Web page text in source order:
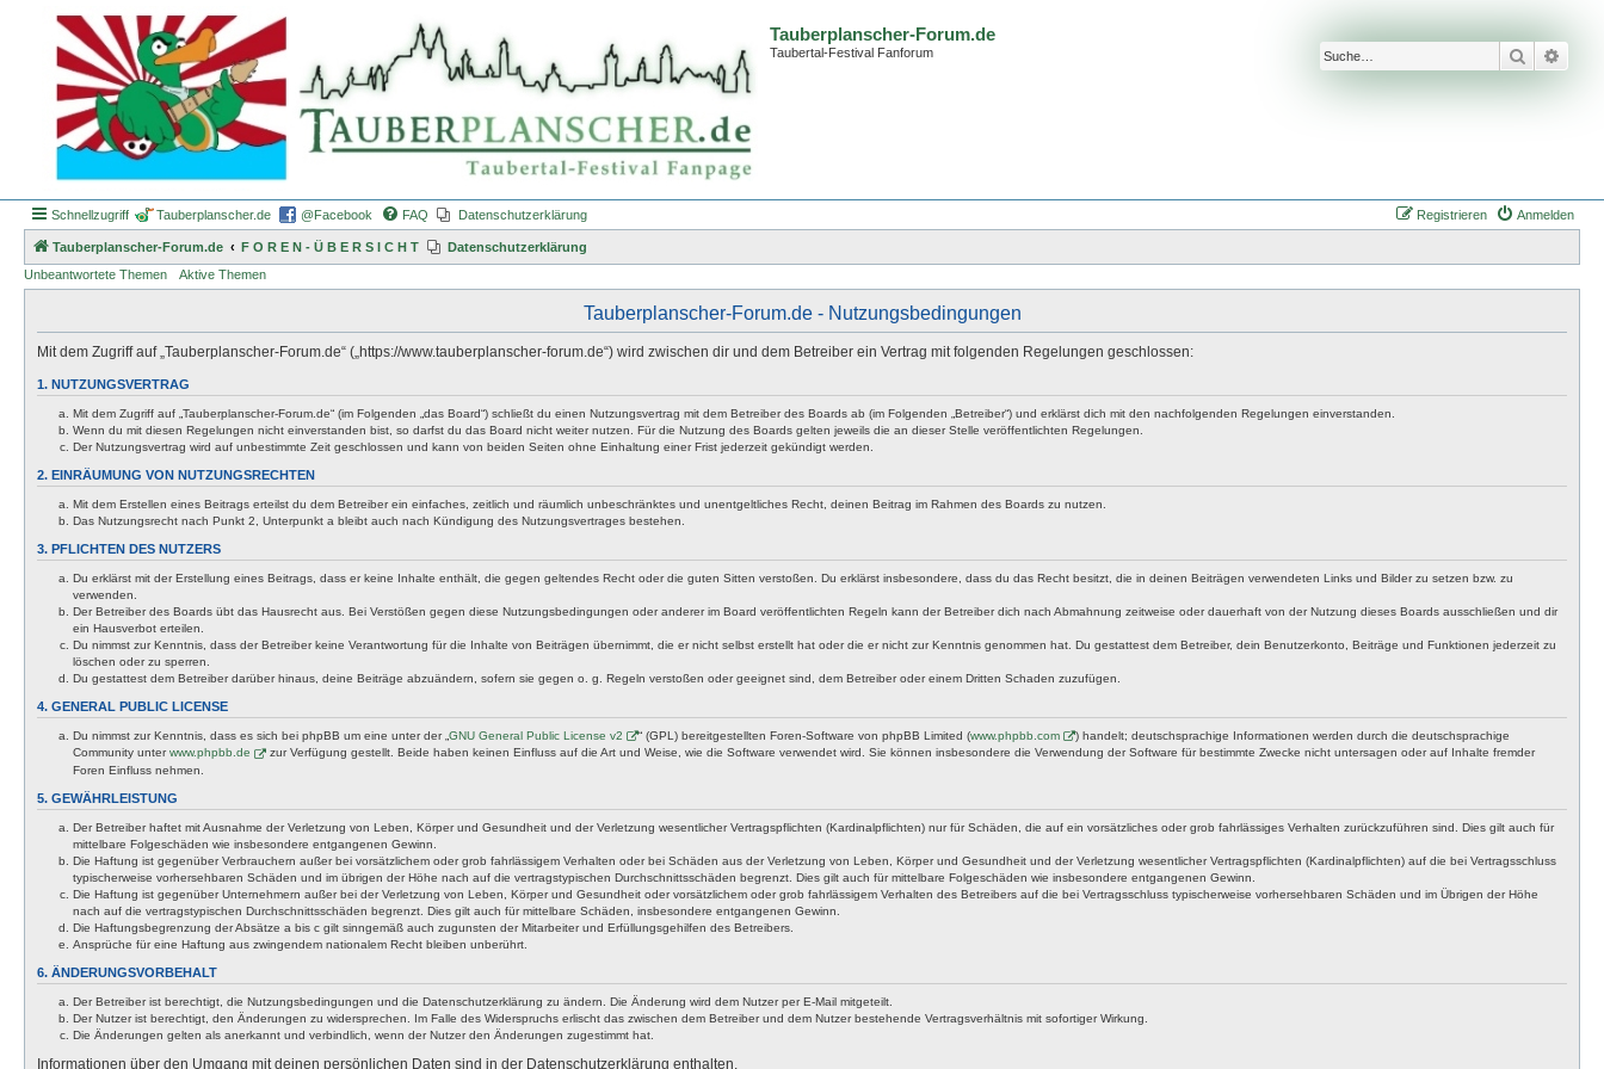
Tauberplanscher-Forum.de
Taubertal-Festival Fanforum Suche
Schnellzugriff Tauberplanscher.de @Facebook FAQ Datenschutzerklärung Anmelden
Registrieren
Tauberplanscher-Forum.de F O R E N - Ü B E R S I C H T
Datenschutzerklärung
Unbeantwortete Themen
Aktive Themen
Tauberplanscher-Forum.de - Nutzungsbedingungen
Mit dem Zugriff auf „Tauberplanscher-Forum.de“ („https://www.tauberplanscher-forum.de“) wird zwischen dir und dem Betreiber ein Vertrag mit folgenden Regelungen geschlossen:
1. NUTZUNGSVERTRAG
Mit dem Zugriff auf „Tauberplanscher-Forum.de“ (im Folgenden „das Board“) schließt du einen Nutzungsvertrag mit dem Betreiber des Boards ab (im Folgenden „Betreiber“) und erklärst dich mit den nachfolgenden Regelungen einverstanden.
Wenn du mit diesen Regelungen nicht einverstanden bist, so darfst du das Board nicht weiter nutzen. Für die Nutzung des Boards gelten jeweils die an dieser Stelle veröffentlichten Regelungen.
Der Nutzungsvertrag wird auf unbestimmte Zeit geschlossen und kann von beiden Seiten ohne Einhaltung einer Frist jederzeit gekündigt werden.
2. EINRÄUMUNG VON NUTZUNGSRECHTEN
Mit dem Erstellen eines Beitrags erteilst du dem Betreiber ein einfaches, zeitlich und räumlich unbeschränktes und unentgeltliches Recht, deinen Beitrag im Rahmen des Boards zu nutzen.
Das Nutzungsrecht nach Punkt 2, Unterpunkt a bleibt auch nach Kündigung des Nutzungsvertrages bestehen.
3. PFLICHTEN DES NUTZERS
Du erklärst mit der Erstellung eines Beitrags, dass er keine Inhalte enthält, die gegen geltendes Recht oder die guten Sitten verstoßen. Du erklärst insbesondere, dass du das Recht besitzt, die in deinen Beiträgen verwendeten Links und Bilder zu setzen bzw. zu
verwenden.
Der Betreiber des Boards übt das Hausrecht aus. Bei Verstößen gegen diese Nutzungsbedingungen oder anderer im Board veröffentlichten Regeln kann der Betreiber dich nach Abmahnung zeitweise oder dauerhaft von der Nutzung dieses Boards ausschließen und dir
ein Hausverbot erteilen.
Du nimmst zur Kenntnis, dass der Betreiber keine Verantwortung für die Inhalte von Beiträgen übernimmt, die er nicht selbst erstellt hat oder die er nicht zur Kenntnis genommen hat. Du gestattest dem Betreiber, dein Benutzerkonto, Beiträge und Funktionen jederzeit zu
löschen oder zu sperren.
Du gestattest dem Betreiber darüber hinaus, deine Beiträge abzuändern, sofern sie gegen o. g. Regeln verstoßen oder geeignet sind, dem Betreiber oder einem Dritten Schaden zuzufügen.
4. GENERAL PUBLIC LICENSE
Du nimmst zur Kenntnis, dass es sich bei phpBB um eine unter der „ GNU General Public License v2 “ (GPL) bereitgestellten Foren-Software von phpBB Limited (www.phpbb.com
) handelt; deutschsprachige Informationen werden durch die deutschsprachige
Community unterwww.phpbb.de
zur Verfügung gestellt. Beide haben keinen Einfluss auf die Art und Weise, wie die Software verwendet wird. Sie können insbesondere die Verwendung der Software für bestimmte Zwecke nicht untersagen oder auf Inhalte fremder
Foren Einfluss nehmen.
5. GEWÄHRLEISTUNG
Der Betreiber haftet mit Ausnahme der Verletzung von Leben, Körper und Gesundheit und der Verletzung wesentlicher Vertragspflichten (Kardinalpflichten) nur für Schäden, die auf ein vorsätzliches oder grob fahrlässiges Verhalten zurückzuführen sind. Dies gilt auch für
mittelbare Folgeschäden wie insbesondere entgangenen Gewinn.
Die Haftung ist gegenüber Verbrauchern außer bei vorsätzlichem oder grob fahrlässigem Verhalten oder bei Schäden aus der Verletzung von Leben, Körper und Gesundheit und der Verletzung wesentlicher Vertragspflichten (Kardinalpflichten) auf die bei Vertragsschluss
typischerweise vorhersehbaren Schäden und im übrigen der Höhe nach auf die vertragstypischen Durchschnittsschäden begrenzt. Dies gilt auch für mittelbare Folgeschäden wie insbesondere entgangenen Gewinn.
Die Haftung ist gegenüber Unternehmern außer bei der Verletzung von Leben, Körper und Gesundheit oder vorsätzlichem oder grob fahrlässigem Verhalten des Betreibers auf die bei Vertragsschluss typischerweise vorhersehbaren Schäden und im Übrigen der Höhe
nach auf die vertragstypischen Durchschnittsschäden begrenzt. Dies gilt auch für mittelbare Schäden, insbesondere entgangenen Gewinn.
Die Haftungsbegrenzung der Absätze a bis c gilt sinngemäß auch zugunsten der Mitarbeiter und Erfüllungsgehilfen des Betreibers.
Ansprüche für eine Haftung aus zwingendem nationalem Recht bleiben unberührt.
6. ÄNDERUNGSVORBEHALT
Der Betreiber ist berechtigt, die Nutzungsbedingungen und die Datenschutzerklärung zu ändern. Die Änderung wird dem Nutzer per E-Mail mitgeteilt.
Der Nutzer ist berechtigt, den Änderungen zu widersprechen. Im Falle des Widerspruchs erlischt das zwischen dem Betreiber und dem Nutzer bestehende Vertragsverhältnis mit sofortiger Wirkung.
Die Änderungen gelten als anerkannt und verbindlich, wenn der Nutzer den Änderungen zugestimmt hat.
Informationen über den Umgang mit deinen persönlichen Daten sind in der Datenschutzerklärung enthalten.